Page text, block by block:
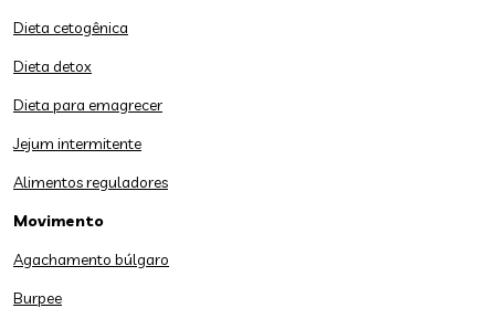
Dieta cetogênica
Dieta detox
Dieta para emagrecer
Jejum intermitente
Alimentos reguladores
Movimento
Agachamento búlgaro
Burpee